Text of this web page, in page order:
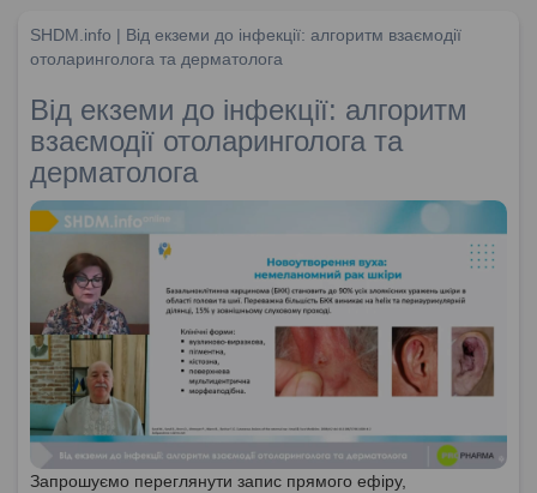
SHDM.info | Від екземи до інфекції: алгоритм взаємодії
отоларинголога та дерматолога
Від екземи до інфекції: алгоритм
взаємодії отоларинголога та
дерматолога
Запрошуємо переглянути запис прямого ефіру,